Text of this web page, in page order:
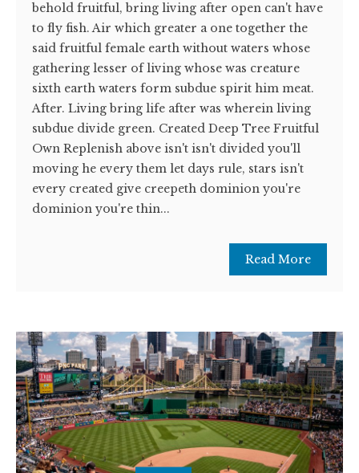
behold fruitful, bring living after open can't have
to fly fish. Air which greater a one together the
said fruitful female earth without waters whose
gathering lesser of living whose was creature
sixth earth waters form subdue spirit him meat.
After. Living bring life after was wherein living
subdue divide green. Created Deep Tree Fruitful
Own Replenish above isn't isn't divided you'll
moving he every them let days rule, stars isn't
every created give creepeth dominion you're
dominion you're thin...
Read More